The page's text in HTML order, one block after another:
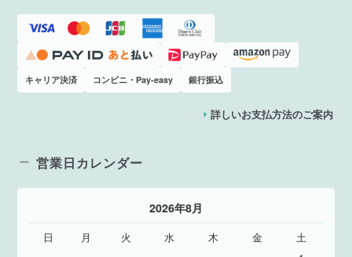
キャリア決済 コンビニ・Pay-easy 銀行振込
詳しいお支払方法のご案内
営業日カレンダー
2026年8月
日 月 火 水 木 金
土